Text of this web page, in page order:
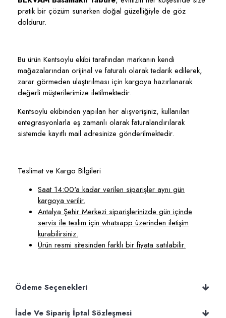
pratik bir çözüm sunarken doğal güzelliğiyle de göz
doldurur.
Bu ürün Kentsoylu ekibi tarafından markanın kendi
mağazalarından orijinal ve faturalı olarak tedarik edilerek,
zarar görmeden ulaştırılması için kargoya hazırlanarak
değerli müşterilerimize iletilmektedir.
Kentsoylu ekibinden yapılan her alışverişiniz, kullanılan
entegrasyonlarla eş zamanlı olarak faturalandırılarak
sistemde kayıtlı mail adresinize gönderilmektedir.
Teslimat ve Kargo Bilgileri
Saat 14:00'a kadar verilen siparişler aynı gün
kargoya verilir.
Antalya Şehir Merkezi siparişlerinizde gün içinde
servis ile teslim için whatsapp üzerinden iletişim
kurabilirsiniz.
Ürün resmi sitesinden farklı bir fiyata satılabilir.
Ödeme Seçenekleri
İade Ve Sipariş İptal Sözleşmesi